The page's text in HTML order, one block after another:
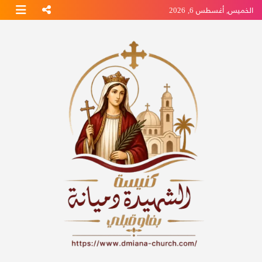
Skip
toالخميس, أغسطس 6, 2026